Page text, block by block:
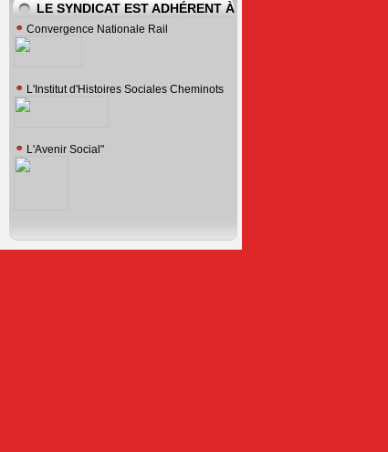
LE SYNDICAT EST ADHÉRENT À
Convergence Nationale Rail
L'Institut d'Histoires Sociales Cheminots
L'Avenir Social"